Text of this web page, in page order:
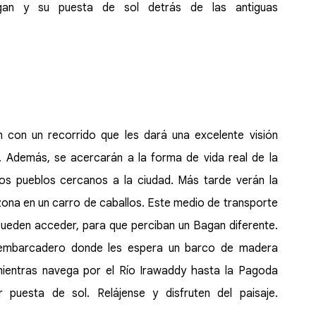
y su puesta de sol detrás de las antiguas
un recorrido que les dará una excelente visión
se acercarán a la forma de vida real de la
pueblos cercanos a la ciudad. Más tarde verán la
en un carro de caballos. Este medio de transporte
acceder, para que perciban un Bagan diferente.
donde les espera un barco de madera
navega por el Río Irawaddy hasta la Pagoda
puesta de sol. Relájense y disfruten del paisaje.